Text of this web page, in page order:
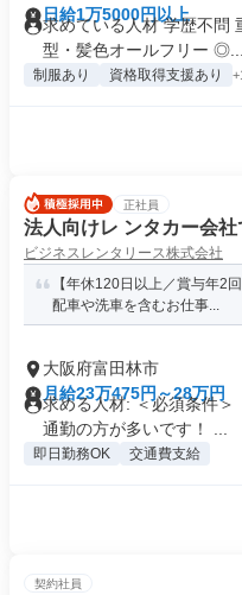
日給1万5000円以上
求めている人材 学歴不問
型・髪色オールフリー ◎...
制服あり 資格取得支援あり
正社員
法人向けレ ンタカー会
ビジネスレンタリース株式会社
【年休120日以上／賞与年2
配車や洗車を含むお仕事...
大阪府富田林市
月給23万475円～28万円
求める人材: ＜必須条件＞
通勤の方が多いです！ ...
即日勤務OK 交通費支給
契約社員